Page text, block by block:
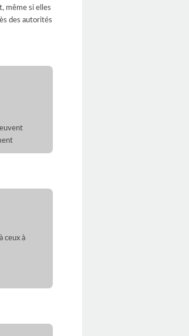
même si elles
des autorités
ceux à